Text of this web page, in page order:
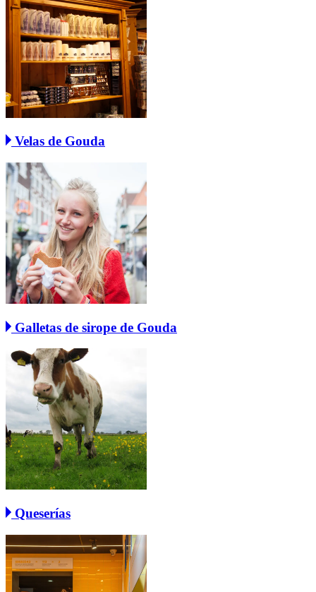
Velas de Gouda
Galletas de sirope de Gouda
Queserías